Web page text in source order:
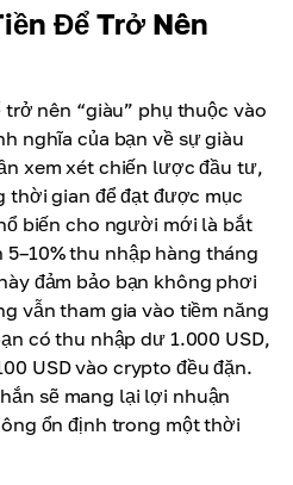
Để Trở Nên
nên “giàu” phụ thuộc vào
nghĩa của bạn về sự giàu
xem xét chiến lược đầu tư,
thời gian để đạt được mục
biến cho người mới là bắt
thu nhập hàng tháng
đảm bảo bạn không phơi
vẫn tham gia vào tiềm năng
có thu nhập dư 1.000 USD,
USD vào crypto đều đặn.
sẽ mang lại lợi nhuận
ổn định trong một thời